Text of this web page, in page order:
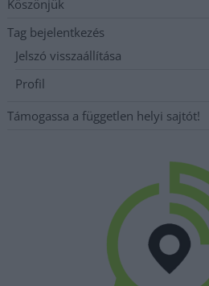
Köszönjük
Tag bejelentkezés
Jelszó visszaállítása
Profil
Támogassa a független helyi sajtót!